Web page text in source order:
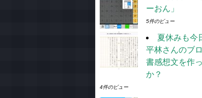
ーおん」
5件のビュー
夏休みも今
平林さんのブ
書感想文を作
か？
4件のビュー